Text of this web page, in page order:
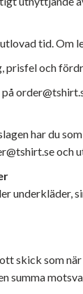
tid. Om
prisfel och
har du
och
underkläder,
skick som
summa